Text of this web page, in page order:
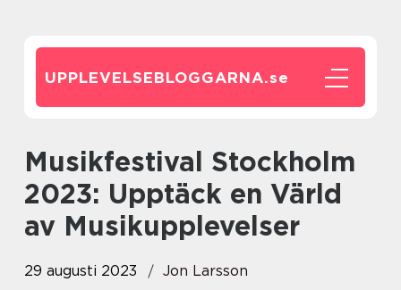
UPPLEVELSEBLOGGARNA.se
Musikfestival Stockholm
2023: Upptäck en Värld
av Musikupplevelser
29 augusti 2023
Jon Larsson